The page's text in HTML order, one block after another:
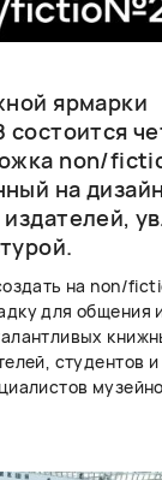
ярмарки
non/
на
на non/
для общения
студентов